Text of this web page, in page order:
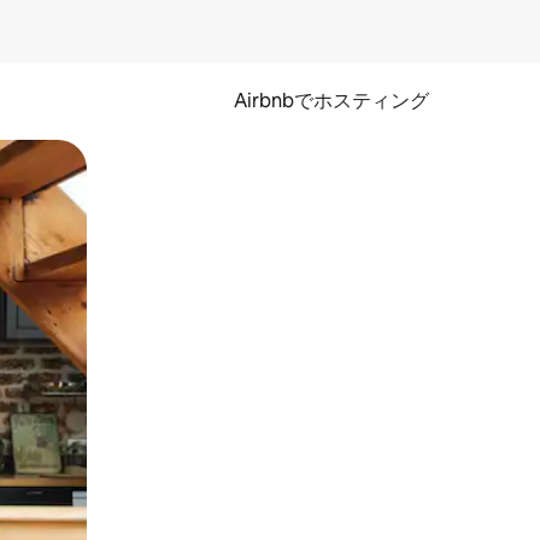
Airbnbでホスティング
できます。